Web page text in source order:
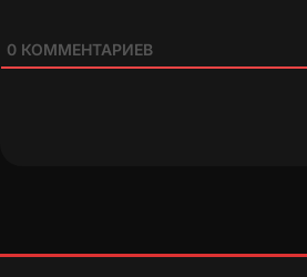
0 КОММЕНТАРИЕВ